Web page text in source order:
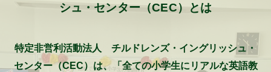
シュ・センター（CEC）とは
特定非営利活動法人 チルドレンズ・イングリッシュ・
センター（CEC）は、「全ての小学生にリアルな英語教